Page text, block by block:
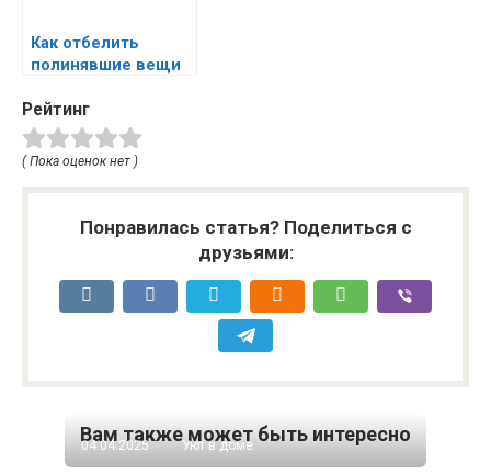
Как отбелить
полинявшие вещи
Рейтинг
( Пока оценок нет )
Понравилась статья? Поделиться с
друзьями:
Вам также может быть интересно
04.04.2025 Уют в доме